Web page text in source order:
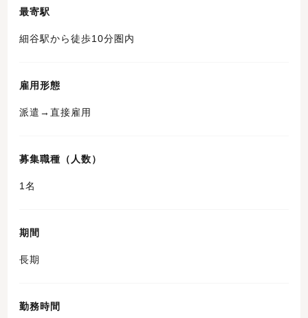
最寄駅
細谷駅から徒歩10分圏内
雇用形態
派遣→直接雇用
募集職種（人数）
1名
期間
長期
勤務時間